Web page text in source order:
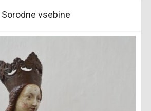
Sorodne vsebine